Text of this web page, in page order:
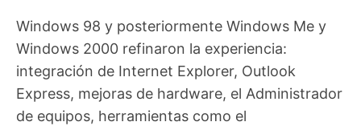
Windows 98 y posteriormente Windows Me y
Windows 2000 refinaron la experiencia:
integración de Internet Explorer, Outlook
Express, mejoras de hardware, el Administrador
de equipos, herramientas como el